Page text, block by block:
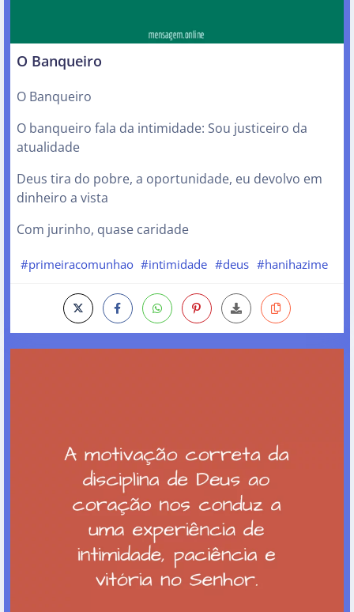
O Banqueiro
O Banqueiro
O banqueiro fala da intimidade: Sou justiceiro da
atualidade
Deus tira do pobre, a oportunidade, eu devolvo em
dinheiro a vista
Com jurinho, quase caridade
#primeiracomunhao #intimidade #deus #hanihazime